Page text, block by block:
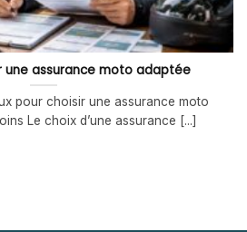
une assurance moto adaptée
pour choisir une assurance moto
Le choix d’une assurance [...]